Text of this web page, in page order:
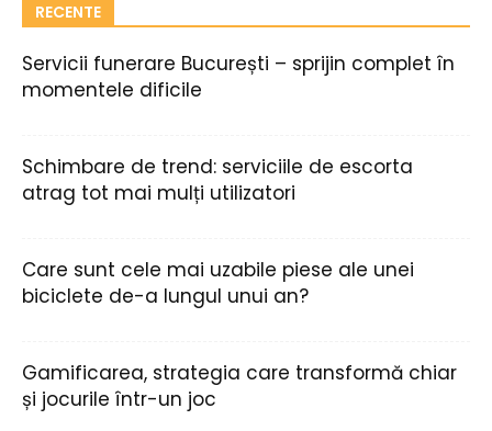
RECENTE
Servicii funerare București – sprijin complet în
momentele dificile
Schimbare de trend: serviciile de escorta
atrag tot mai mulți utilizatori
Care sunt cele mai uzabile piese ale unei
biciclete de-a lungul unui an?
Gamificarea, strategia care transformă chiar
și jocurile într-un joc